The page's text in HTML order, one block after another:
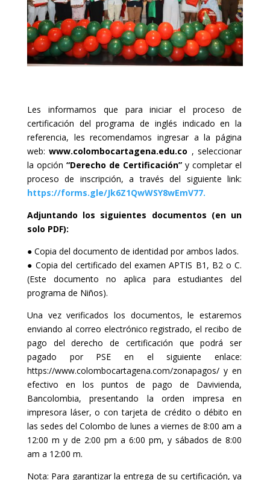
Les informamos que para iniciar el proceso de
certificación del programa de inglés indicado en la
referencia, les recomendamos ingresar a la página
web:www.colombocartagena.edu.co , seleccionar
la opción “Derecho de Certificación” y completar el
proceso de inscripción, a través del siguiente link:
https://forms.gle/Jk6Z1QwWSY8wEmV77.
Adjuntando los siguientes documentos (en un
solo PDF):
● Copia del documento de identidad por ambos lados.
● Copia del certificado del examen APTIS B1, B2 o C.
(Este documento no aplica para estudiantes del
programa de Niños).
Una vez verificados los documentos, le estaremos
enviando al correo electrónico registrado, el recibo de
pago del derecho de certificación que podrá ser
pagado por PSE en el siguiente enlace:
https://www.colombocartagena.com/zonapagos/ y en
efectivo en los puntos de pago de Davivienda,
Bancolombia, presentando la orden impresa en
impresora láser, o con tarjeta de crédito o débito en
las sedes del Colombo de lunes a viernes de 8:00 am a
12:00 m y de 2:00 pm a 6:00 pm, y sábados de 8:00
am a 12:00 m.
Nota: Para garantizar la entrega de su certificación, ya